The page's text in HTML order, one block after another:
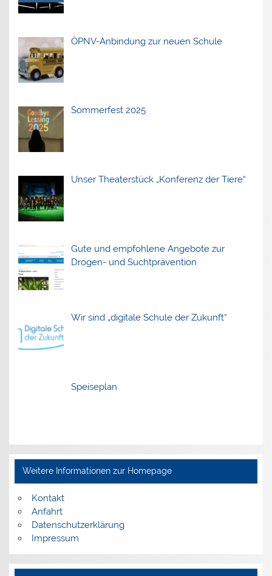
ÖPNV-Anbindung zur neuen Schule
Sommerfest 2025
Unser Theaterstück „Konferenz der Tiere“
Gute und empfohlene Angebote zur
Drogen- und Suchtprävention
Wir sind „digitale Schule der Zukunft“
Speiseplan
Weitere Informationen zur Homepage
Kontakt
Anfahrt
Datenschutzerklärung
Impressum